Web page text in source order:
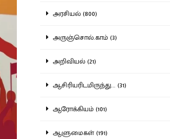
அரசியல் (800)
அருஞ்சொல்.காம் (3)
அறிவியல் (21)
ஆசிரியரிடமிருந்து... (31)
ஆரோக்கியம் (101)
ஆளுமைகள் (191)